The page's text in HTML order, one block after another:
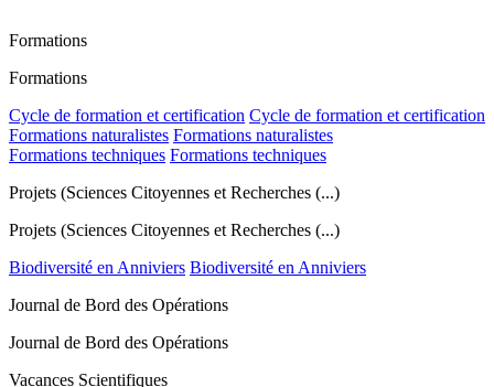
Formations
Formations
Cycle de formation et certification Cycle de formation et certification
Formations naturalistes Formations naturalistes
Formations techniques Formations techniques
Projets (Sciences Citoyennes et Recherches (...)
Projets (Sciences Citoyennes et Recherches (...)
Biodiversité en Anniviers Biodiversité en Anniviers
Journal de Bord des Opérations
Journal de Bord des Opérations
Vacances Scientifiques